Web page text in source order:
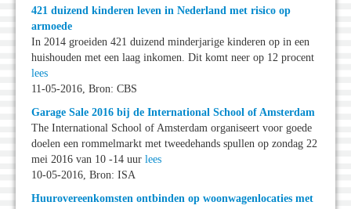
421 duizend kinderen leven in Nederland met risico op
armoede
In 2014 groeiden 421 duizend minderjarige kinderen op in een
huishouden met een laag inkomen. Dit komt neer op 12 procent
lees
11-05-2016, Bron: CBS
Garage Sale 2016 bij de International School of Amsterdam
The International School of Amsterdam organiseert voor goede
doelen een rommelmarkt met tweedehands spullen op zondag 22
mei 2016 van 10 -14 uur lees
10-05-2016, Bron: ISA
Huurovereenkomsten ontbinden op woonwagenlocaties met